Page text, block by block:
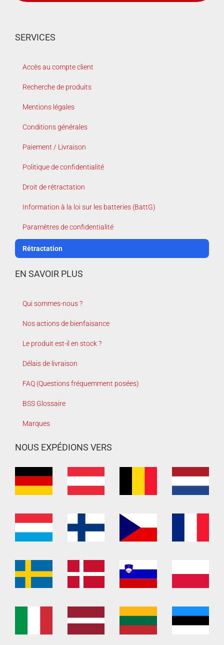
SERVICES
Accès au compte client
Recherche de produits
Mentions légales
Conditions générales
Paiement / Livraison
Politique de confidentialité
Droit de rétractation
Information à la loi sur les batteries (BattG)
Paramètres de confidentialité
Rétractation
EN SAVOIR PLUS
Qui sommes-nous ?
Nos actions de bienfaisance
Le produit est-il en stock ?
Délais de livraison
FAQ (Questions fréquemment posées)
BSS Glossaire
Marques
NOUS EXPÉDIONS VERS